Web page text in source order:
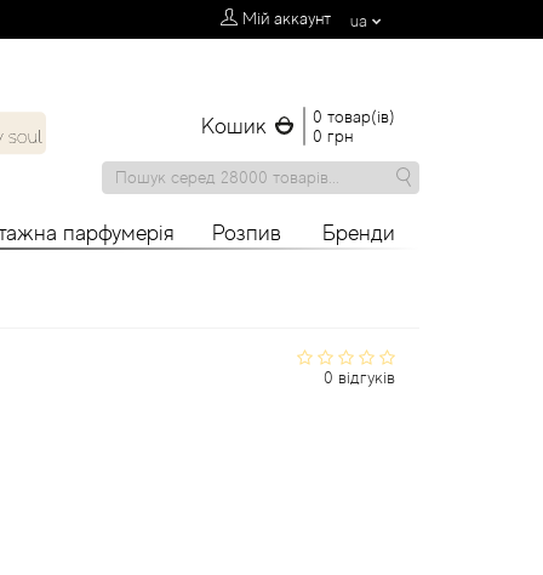
Мій аккаунт ua
Кошик
0 товар(ів)
0 грн
парфумерія Розпив Бренди
0 відгуків